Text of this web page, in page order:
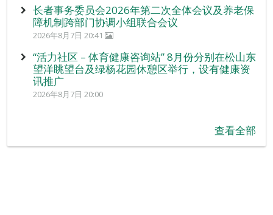
长者事务委员会2026年第二次全体会议及养老保
障机制跨部门协调小组联合会议
2026年8月7日 20:41
“活力社区 – 体育健康咨询站” 8月份分别在松山东
望洋眺望台及绿杨花园休憩区举行，设有健康资
讯推广
2026年8月7日 20:00
查看全部